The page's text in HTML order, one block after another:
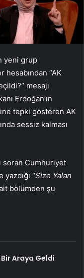
yeni grup
“AK
mesajı
Erdoğan’ın
tepki gösteren AK
sessiz kalması
soran Cumhuriyet
“Size Yalan
bölümden şu
Araya Geldi